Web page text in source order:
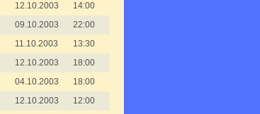
12.10.2003
14:00
09.10.2003
22:00
11.10.2003
13:30
12.10.2003
18:00
04.10.2003
18:00
12.10.2003
12:00